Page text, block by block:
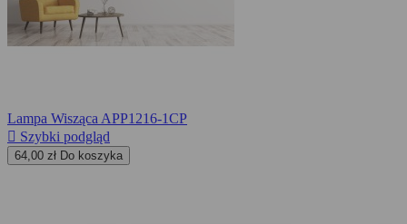
Lampa Wisząca APP1216-1CP
 Szybki podgląd
64,00 zł Do koszyka